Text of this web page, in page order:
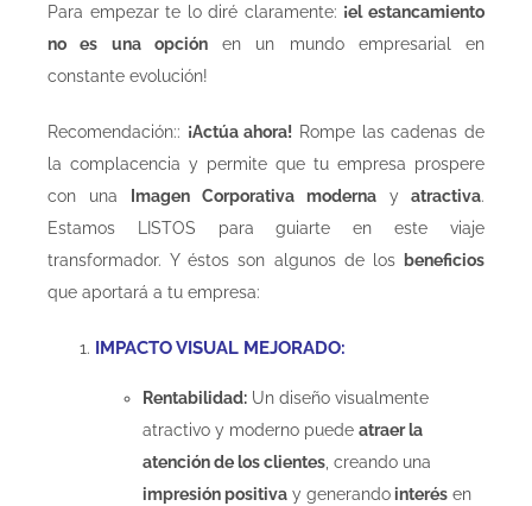
Para empezar te lo diré claramente: ¡el estancamiento
no es una opciónen un mundo empresarial en
constante evolución!
Recomendación:: ¡Actúa ahora! Rompe las cadenas de
la complacencia y permite que tu empresa prospere
con una Imagen Corporativa moderna y atractiva.
Estamos LISTOS para guiarte en este viaje
transformador. Y éstos son algunos de los beneficios
que aportará a tu empresa:
IMPACTO VISUAL MEJORADO:
Rentabilidad: Un diseño visualmente
atractivo y moderno puede atraer la
atención de los clientes, creando una
impresión positiva y generandointerés en